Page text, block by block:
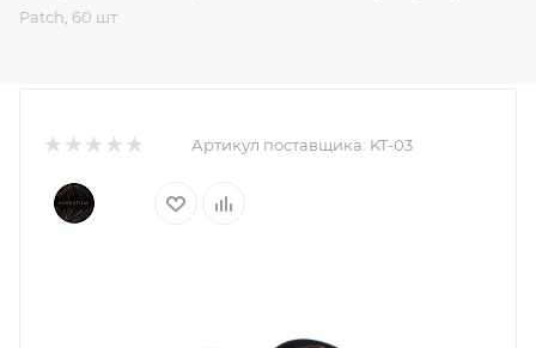
Patch, 60 шт
Артикул поставщика: KT-03